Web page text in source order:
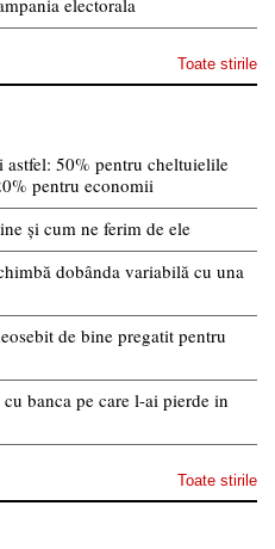
electorala
Toate stirile
50% pentru cheltuielile
pentru economii
și cum ne ferim de ele
dobânda variabilă cu una
de bine pregatit pentru
banca pe care l-ai pierde in
Toate stirile